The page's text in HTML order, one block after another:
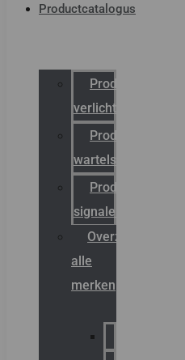
Productcatalogus
Productcatalogus
verlichting
Productcatalogus
wartels
Productcatalogus
signalering
Overzicht
alle
merken